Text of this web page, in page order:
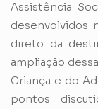
Assistência
desenvolvidos
direto da
ampliação
Criança e do
pontos